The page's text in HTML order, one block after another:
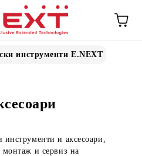
инструменти E.NEXT
и аксесоари,
монтаж и сервиз на